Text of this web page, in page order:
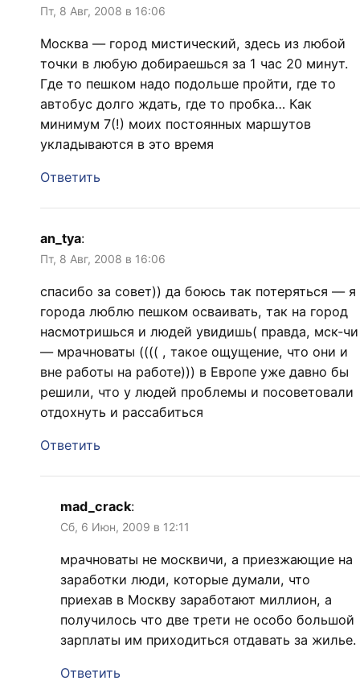
Пт, 8 Авг, 2008 в 16:06
Москва — город мистический, здесь из любой
точки в любую добираешься за 1 час 20 минут.
Где то пешком надо подольше пройти, где то
автобус долго ждать, где то пробка… Как
минимум 7(!) моих постоянных маршутов
укладываются в это время
Ответить
an_tya:
Пт, 8 Авг, 2008 в 16:06
спасибо за совет)) да боюсь так потеряться — я
города люблю пешком осваивать, так на город
насмотришься и людей увидишь( правда, мск-чи
— мрачноваты (((( , такое ощущение, что они и
вне работы на работе))) в Европе уже давно бы
решили, что у людей проблемы и посоветовали
отдохнуть и рассабиться
Ответить
mad_crack:
Сб, 6 Июн, 2009 в 12:11
мрачноваты не москвичи, а приезжающие на
заработки люди, которые думали, что
приехав в Москву заработают миллион, а
получилось что две трети не особо большой
зарплаты им приходиться отдавать за жилье.
Ответить